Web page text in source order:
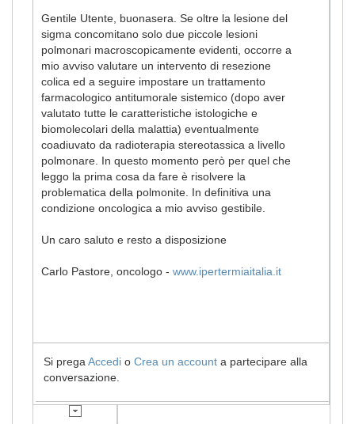
Gentile Utente, buonasera. Se oltre la lesione del
sigma concomitano solo due piccole lesioni
polmonari macroscopicamente evidenti, occorre a
mio avviso valutare un intervento di resezione
colica ed a seguire impostare un trattamento
farmacologico antitumorale sistemico (dopo aver
valutato tutte le caratteristiche istologiche e
biomolecolari della malattia) eventualmente
coadiuvato da radioterapia stereotassica a livello
polmonare. In questo momento però per quel che
leggo la prima cosa da fare è risolvere la
problematica della polmonite. In definitiva una
condizione oncologica a mio avviso gestibile.
Un caro saluto e resto a disposizione
Carlo Pastore, oncologo - www.ipertermiaitalia.it
Si prega Accedi o Crea un account a partecipare alla
conversazione.